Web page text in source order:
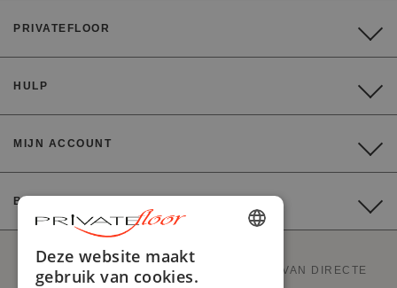
PRIVATEFLOOR
HULP
MIJN ACCOUNT
BETALING
PRIVATEFLOOR IS DE EERSTE WEBSITE VAN DIRECTE
Deze website maakt
gebruik van cookies.